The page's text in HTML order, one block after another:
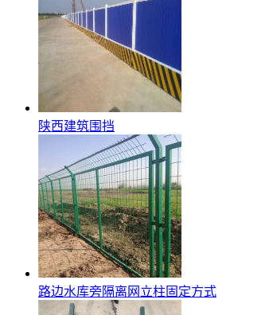
陕西建筑围挡
路边水库旁隔离网立柱固定方式